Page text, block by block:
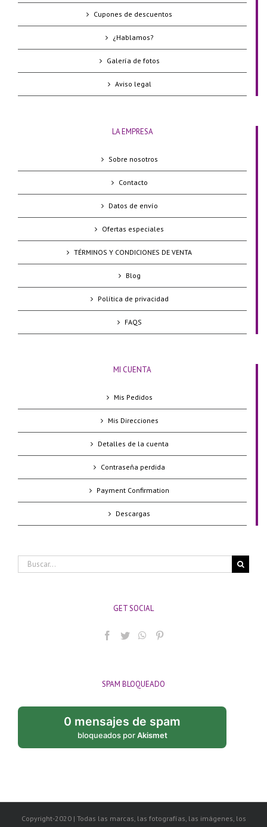
Cupones de descuentos
¿Hablamos?
Galería de fotos
Aviso legal
LA EMPRESA
Sobre nosotros
Contacto
Datos de envío
Ofertas especiales
TÉRMINOS Y CONDICIONES DE VENTA
Blog
Política de privacidad
FAQS
MI CUENTA
Mis Pedidos
Mis Direcciones
Detalles de la cuenta
Contraseña perdida
Payment Confirmation
Descargas
Buscar:
GET SOCIAL
SPAM BLOQUEADO
0 mensajes de spam
bloqueados porAkismet
Copyright-2020 | Todas las marcas, las fotografías, las imágenes, los